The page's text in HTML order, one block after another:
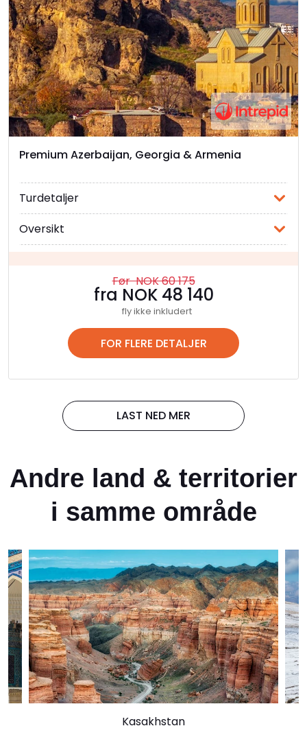
Premium Azerbaijan, Georgia & Armenia
Turdetaljer
Oversikt
Før NOK 60 175
fra NOK 48 140
fly ikke inkludert
FOR FLERE DETALJER
LAST NED MER
Andre land & territorier
i samme område
Kasakhstan